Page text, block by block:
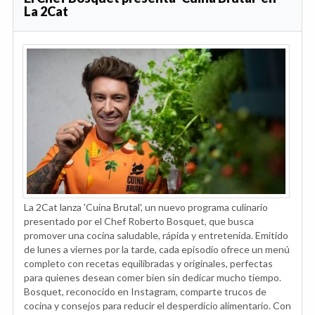
La 2Cat
La 2Cat lanza 'Cuina Brutal', un nuevo programa culinario
presentado por el Chef Roberto Bosquet, que busca
promover una cocina saludable, rápida y entretenida. Emitido
de lunes a viernes por la tarde, cada episodio ofrece un menú
completo con recetas equilibradas y originales, perfectas
para quienes desean comer bien sin dedicar mucho tiempo.
Bosquet, reconocido en Instagram, comparte trucos de
cocina y consejos para reducir el desperdicio alimentario. Con